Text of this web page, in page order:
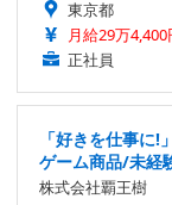
東京都
月給29万
正社員
「好きを仕事に
ゲーム商品/未経
株式会社覇王樹